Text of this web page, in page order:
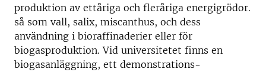
produktion av ettåriga och fleråriga energigrödor.
så som vall, salix, miscanthus, och dess
användning i bioraffinaderier eller för
biogasproduktion. Vid universitetet finns en
biogasanläggning, ett demonstrations-